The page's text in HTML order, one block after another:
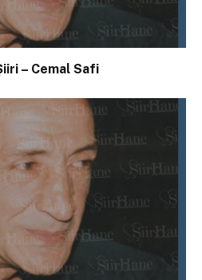
– Cemal Safi